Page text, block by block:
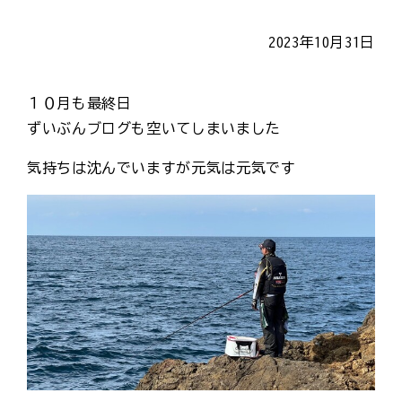
2023年10月31日
１０月も最終日
ずいぶんブログも空いてしまいました
気持ちは沈んでいますが元気は元気です